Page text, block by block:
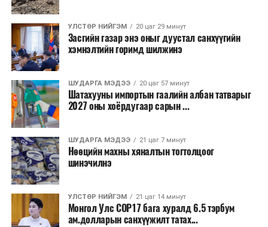
УЛСТӨР НИЙГЭМ 20 цаг 29 минут
Засгийн газар энэ оныг дуустал санхүүгийн
хэмнэлтийн горимд шилжинэ
ШУДАРГА МЭДЭЭ 20 цаг 57 минут
Шатахууны импортын гаалийн албан татварыг
2027 оны хоёрдугаар сарын ...
ШУДАРГА МЭДЭЭ 21 цаг 7 минут
Нөөцийн махны хяналтын тогтолцоог
шинэчилнэ
УЛСТӨР НИЙГЭМ 21 цаг 14 минут
Монгол Улс COP17 бага хуралд 6.5 тэрбум
ам.долларын санхүүжилт татах...